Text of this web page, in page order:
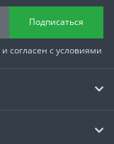
Подписаться
и согласен с условиями